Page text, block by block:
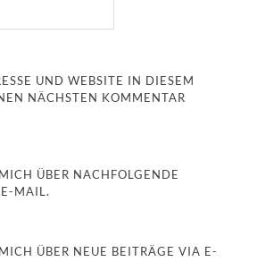
UND WEBSITE IN DIESEM
NÄCHSTEN KOMMENTAR
ÜBER NACHFOLGENDE
MAIL.
ÜBER NEUE BEITRÄGE VIA E-